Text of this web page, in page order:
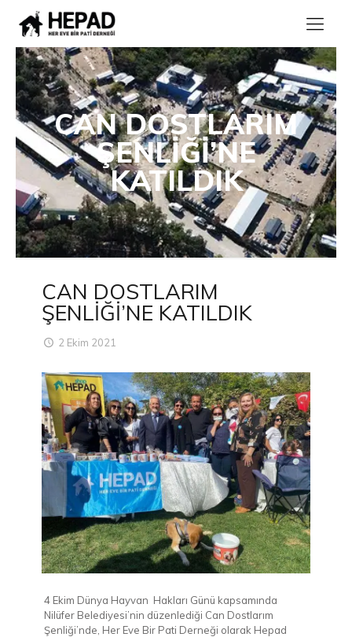
CAN DOSTLARIM
ŞENLİĞİ’NE
KATILDIK
CAN DOSTLARIM
ŞENLİĞİ’NE KATILDIK
2 Ekim 2021
4 Ekim Dünya Hayvan Hakları Günü kapsamında
Nilüfer Belediyesi’nin düzenlediği Can Dostlarım
Şenliği’nde, Her Eve Bir Pati Derneği olarak Hepad